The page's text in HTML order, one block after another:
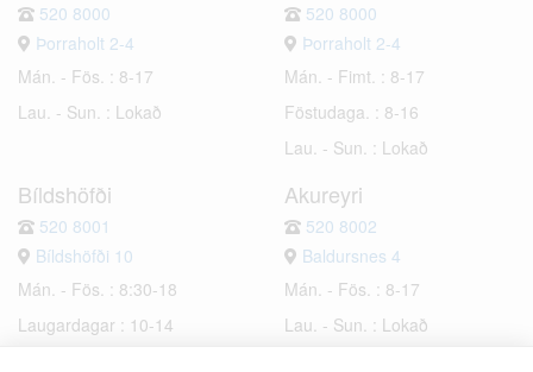
520 8000
Þorraholt 2-4
Mán. - Fös. : 8-17
Lau. - Sun. : Lokað
520 8000
Þorraholt 2-4
Mán. - Fimt. : 8-17
Föstudaga. : 8-16
Lau. - Sun. : Lokað
Bíldshöfði
520 8001
Bíldshöfði 10
Mán. - Fös. : 8:30-18
Laugardagar : 10-14
Akureyri
520 8002
Baldursnes 4
Mán. - Fös. : 8-17
Lau. - Sun. : Lokað